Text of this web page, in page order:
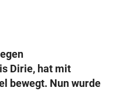
Dirie, hat mit
bewegt. Nun wurde